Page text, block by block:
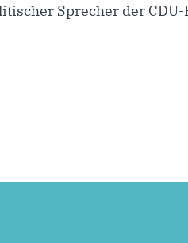
Sprecher der